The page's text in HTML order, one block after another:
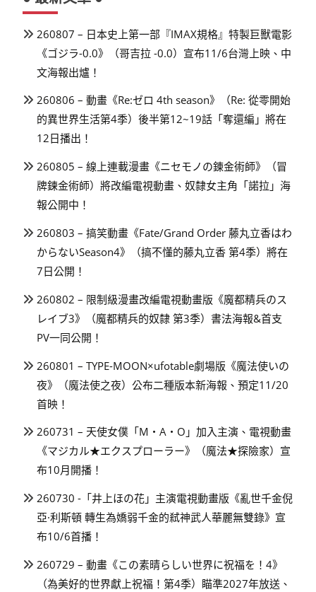
260807 – 日本史上第一部『IMAX規格』特製巨獸電影
《ゴジラ-0.0》（哥吉拉 -0.0）宣布11/6台灣上映、中
文海報出爐！
260806 – 動畫《Re:ゼロ 4th season》（Re: 從零開始
的異世界生活第4季）後半第12~19話「奪還編」將在
12日播出！
260805 – 線上連載漫畫《ニセモノの錬金術師》（冒
牌鍊金術師）將改編電視動畫、奴隸女主角「諾拉」海
報公開中！
260803 – 搞笑動畫《Fate/Grand Order 藤丸立香はわ
からないSeason4》（搞不懂的藤丸立香 第4季）將在
7日公開！
260802 – 限制級漫畫改編電視動畫版《魔都精兵のス
レイブ3》（魔都精兵的奴隸 第3季）書法海報&首支
PV一同公開！
260801 – TYPE-MOON×ufotable劇場版《魔法使いの
夜》（魔法使之夜）公布二種版本新海報、預定11/20
首映！
260731 – 天使女僕「M・A・O」加入主演、電視動畫
《マジカル★エクスプローラー》（魔法★探險家）宣
布10月開播！
260730 -「井上ほの花」主演電視動畫版《亂世千金倪
亞·利斯頓 轉生為嬌弱千金的弒神武人華麗無雙錄》宣
布10/6首播！
260729 – 動畫《この素晴らしい世界に祝福を！4》
（為美好的世界獻上祝福！第4季）瞄準2027年放送、